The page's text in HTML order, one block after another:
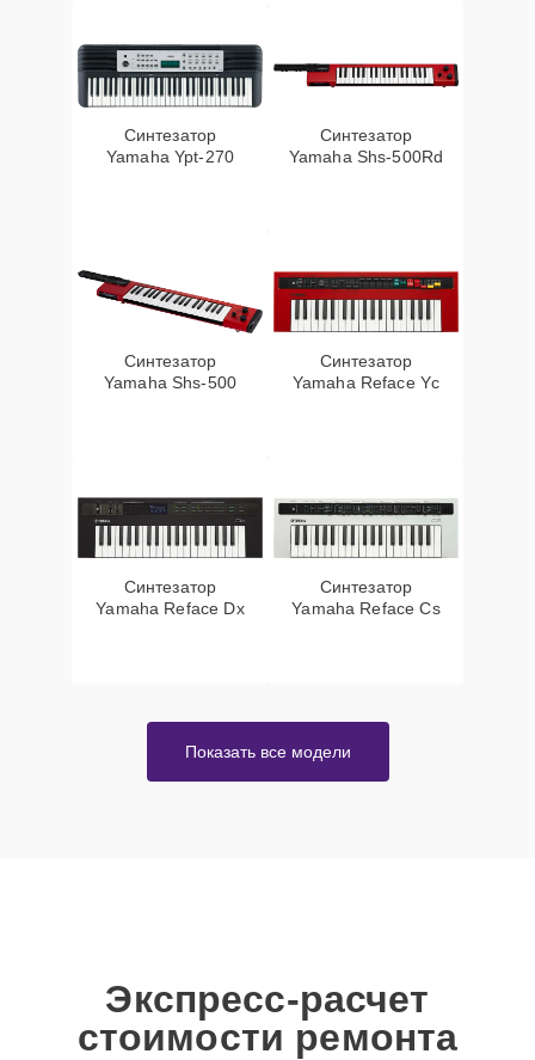
Синтезатор
Yamaha Ypt-270
Синтезатор
Yamaha Shs-500Rd
Синтезатор
Yamaha Shs-500
Синтезатор
Yamaha Reface Yc
Синтезатор
Yamaha Reface Dx
Синтезатор
Yamaha Reface Cs
Показать все модели
Экспресс-расчет
стоимости ремонта